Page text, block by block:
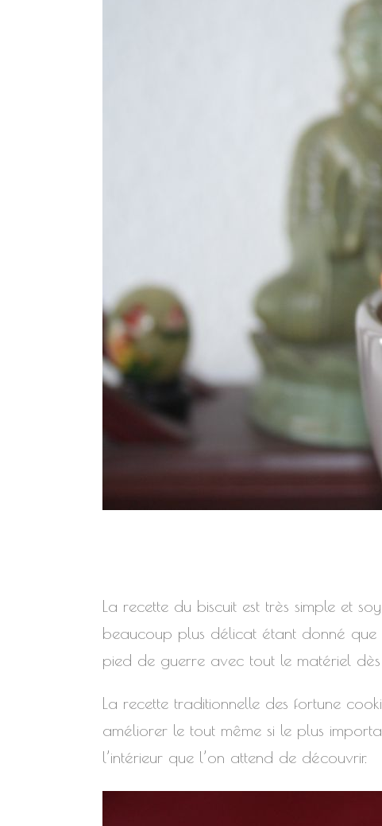
La recette du biscuit est très simple et
beaucoup plus délicat étant donné que
pied de guerre avec tout le matériel dès
La recette traditionnelle des fortune
améliorer le tout même si le plus
l’intérieur que l’on attend de découvrir.